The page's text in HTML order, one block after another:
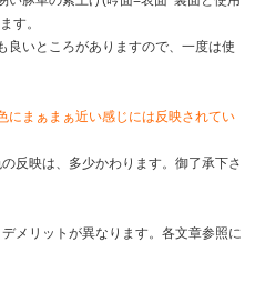
す。
いところがありますので、一度は使
にまぁまぁ近い感じには反映されてい
反映は、多少かわります。御了承下さ
メリットが異なります。各文章参照に